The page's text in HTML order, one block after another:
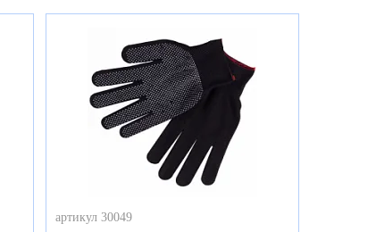
артикул 30049